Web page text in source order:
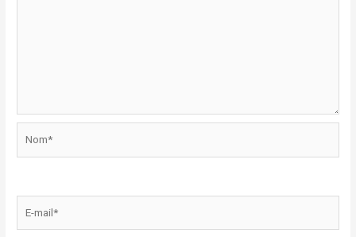
mail*